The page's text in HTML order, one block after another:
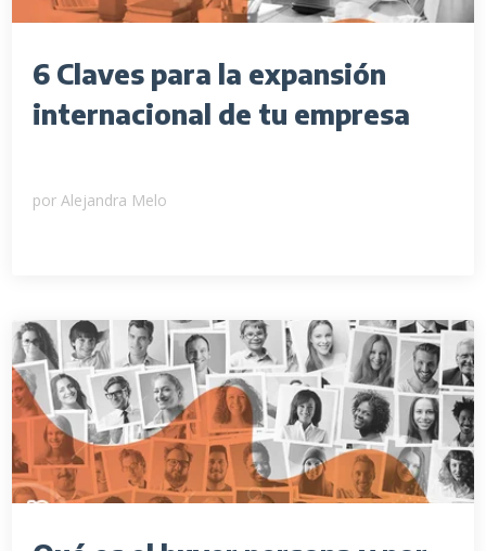
6 Claves para la expansión
internacional de tu empresa
porAlejandra Melo